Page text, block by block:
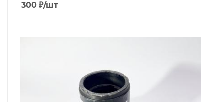
300 ₽/шт